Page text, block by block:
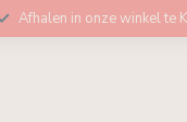
Afhalen in onze winkel te